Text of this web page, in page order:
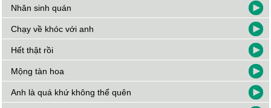
Nhân sinh quán
Chạy về khóc với anh
Hết thật rồi
Mộng tàn hoa
Anh là quá khứ không thể quên